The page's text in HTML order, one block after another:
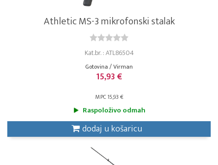
Athletic MS-3 mikrofonski stalak
Kat.br. : ATL86504
Gotovina / Virman
15,93 €
MPC 15,93 €
Raspoloživo odmah
dodaj u košaricu